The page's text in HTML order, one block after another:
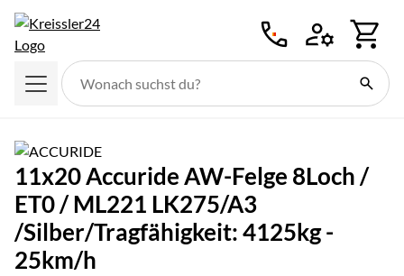
11x20 Accuride AW-Felge 8Loch /
ET0 / ML221 LK275/A3
/Silber/Tragfähigkeit: 4125kg -
25km/h